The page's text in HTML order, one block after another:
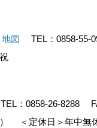
地図 TEL： 0858-55-
TEL： 0858-26-8288
）
＜定休日＞年中無